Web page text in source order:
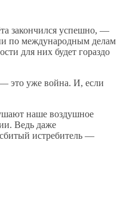
закончился успешно, —
по международным делам
для них будет гораздо
это уже война. И, если
наше воздушное
Ведь даже
истребитель —